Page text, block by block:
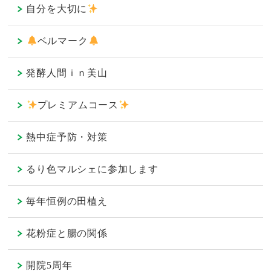
自分を大切に
ベルマーク
発酵人間ｉｎ美山
プレミアムコース
熱中症予防・対策
るり色マルシェに参加します
毎年恒例の田植え
花粉症と腸の関係
開院5周年